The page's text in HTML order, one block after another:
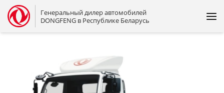
Генеральный дилер автомобилей
DONGFENG в Республике Беларусь